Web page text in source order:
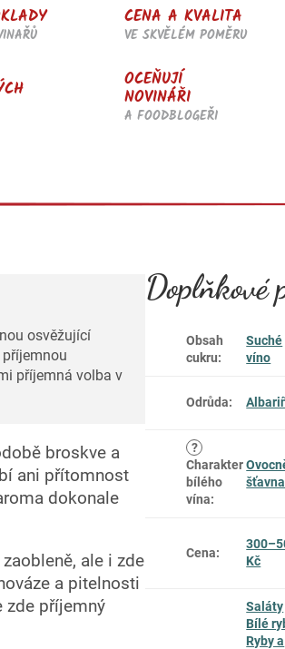
CENA A KVALITA
VE SKVĚLÉM POMĚRU
OCEŇUJÍ
NOVINÁŘI
A FOODBLOGEŘI
osvěžující
příjemná volba v
broskve a
ani přítomnost
dokonale
ale i zde
a pitelnosti
zde příjemný
Doplňkové
Obsah
cukru:
Suché
víno
Odrůda:
?
Charakter
bílého
vína:
Cena:
Kč
Saláty
Bílé
Ryby a